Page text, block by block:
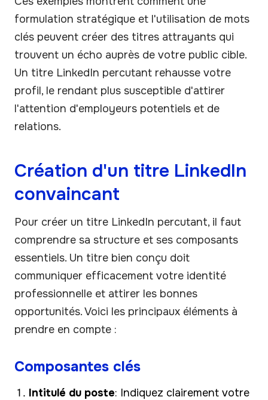
formulation stratégique et l'utilisation de mots
clés peuvent créer des titres attrayants qui
trouvent un écho auprès de votre public cible.
Un titre LinkedIn percutant rehausse votre
profil, le rendant plus susceptible d'attirer
l'attention d'employeurs potentiels et de
relations.
Création d'un titre LinkedIn
convaincant
Pour créer un titre LinkedIn percutant, il faut
comprendre sa structure et ses composants
essentiels. Un titre bien conçu doit
communiquer efficacement votre identité
professionnelle et attirer les bonnes
opportunités. Voici les principaux éléments à
prendre en compte :
Composantes clés
Intitulé du poste: Indiquez clairement votre